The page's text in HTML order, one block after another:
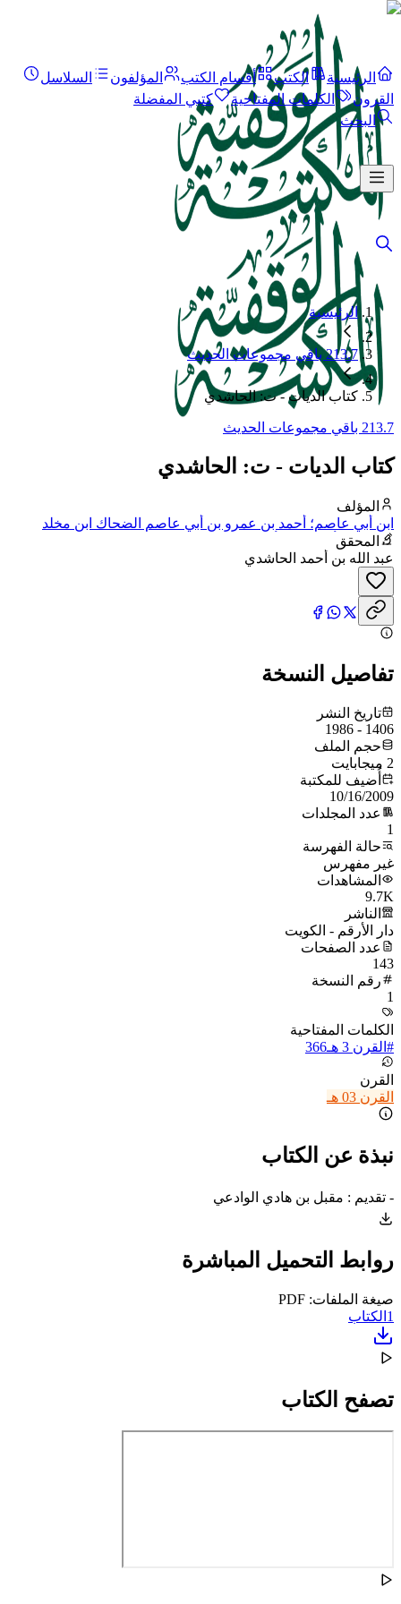
الرئيسية الكتب أقسام الكتب المؤلفون
السلاسل
القرون
الكلمات المفتاحية
كتبي المفضلة
البحث
الرئيسية
213.7 باقي مجموعات الحديث
كتاب الديات - ت: الحاشدي
213.7 باقي مجموعات الحديث
كتاب الديات - ت: الحاشدي
المؤلف
ابن أبي عاصم؛ أحمد بن عمرو بن أبي عاصم الضحاك ابن مخلد
الشيباني، أبو بكر بن أبي عاصم، ويقال له ابن النبيل
المحقق
عبد الله بن أحمد الحاشدي
تفاصيل النسخة
تاريخ النشر
1406 - 1986
حجم الملف
2 ميجابايت
أُضيف للمكتبة
10/16/2009
عدد المجلدات
1
حالة الفهرسة
غير مفهرس
المشاهدات
9.7K
الناشر
دار الأرقم - الكويت
عدد الصفحات
143
رقم النسخة
1
الكلمات المفتاحية
# القرن 3 هـ 366
القرن
القرن 03 هـ
نبذة عن الكتاب
- تقديم : مقبل بن هادي الوادعي
روابط التحميل المباشرة
صيغة الملفات: PDF
1 الكتاب
تصفح الكتاب